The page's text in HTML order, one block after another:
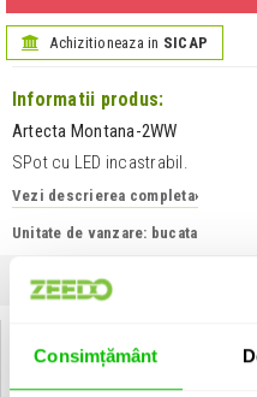
Consimțământ
Achizitioneaza in SICAP
Informatii produs:
Artecta Montana-2WW
SPot cu LED incastrabil.
Vezi descrierea completa›
Unitate de vanzare: bucata
INFORMATII
Artecta Montana-2WW:
1 x 1W 25° Warm White LED